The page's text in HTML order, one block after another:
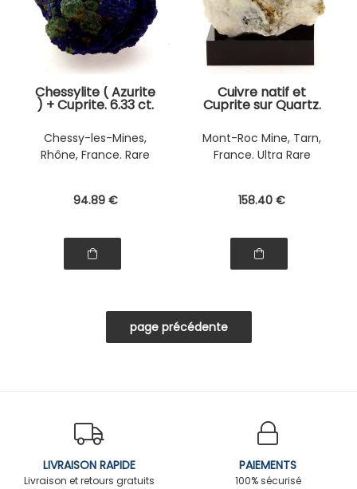
Chessylite ( Azurite
) + Cuprite. 6.33 ct.
Chessy-les-Mines,
Rhône, France. Rare
94.89 €
Cuivre natif et
Cuprite sur Quartz.
Mont-Roc Mine, Tarn,
France. Ultra Rare
158.40 €
LIVRAISON RAPIDE
Livraison et retours gratuits
PAIEMENTS
100% sécurisé